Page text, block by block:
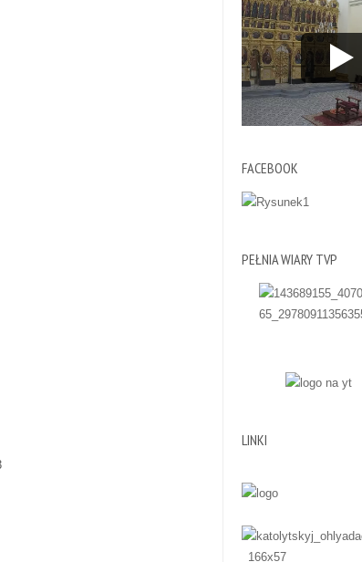
FACEBOOK
PEŁNIA WIARY TVP
LINKI